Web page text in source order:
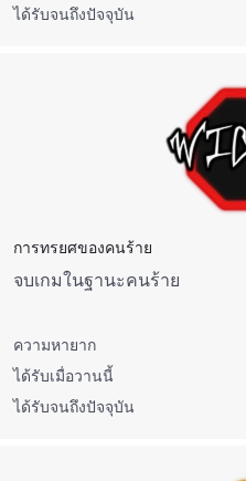
ได้รับจนถึงปัจจุบัน
การทรยศของคนร้าย
จบเกมในฐานะคนร้าย
ความหายาก
ได้รับเมื่อวานนี้
ได้รับจนถึงปัจจุบัน